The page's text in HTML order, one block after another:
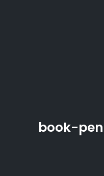
book-